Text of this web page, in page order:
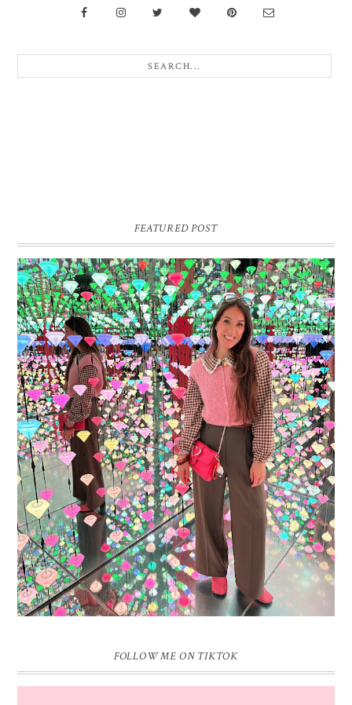
FEATURED POST
16 JAAR SPRINKLES ON A CUPCAKE
Vandaag is het weer zo’n moment waarop ik even bewust op de
pauzeknop duw, want Sprinkles on a Cupcake bestaat 16 jaar. Zestien.
Dat blijft ...
FOLLOW ME ON TIKTOK